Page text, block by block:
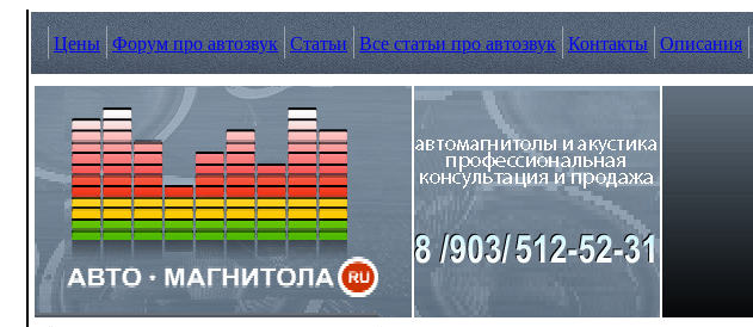
Цены Форум про автозвук Статьи Все статьи про автозвук Контакты Описания